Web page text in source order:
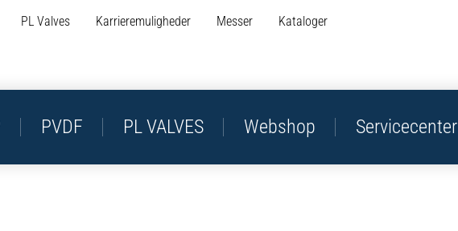
PL Valves Karrieremuligheder Messer Kataloger
PVDF PL VALVES Webshop Servicecenter